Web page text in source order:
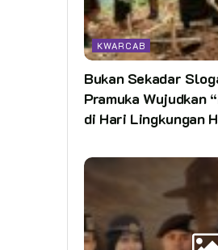
KWARCAB
Bukan Sekadar
Pramuka Wujudkan
di Hari Lingkungan